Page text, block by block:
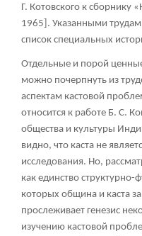
Г. Котовского к сборнику
1965]. Указанными
список специальных
Отдельные и порой
можно почерпнуть из
аспектам кастовой
относится к работе Б. С.
общества и культуры
видно, что каста не
исследования. Но,
как единство
которых община и каста
прослеживает генезис
изучению кастовой